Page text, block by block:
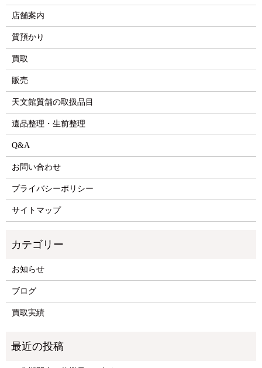
店舗案内
質預かり
買取
販売
天文館質舗の取扱品目
遺品整理・生前整理
Q&A
お問い合わせ
プライバシーポリシー
サイトマップ
お知らせ
ブログ
買取実績